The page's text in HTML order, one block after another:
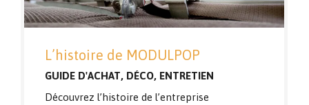
L’histoire de MODULPOP
GUIDE D'ACHAT, DÉCO, ENTRETIEN
Découvrez l’histoire de l’entreprise